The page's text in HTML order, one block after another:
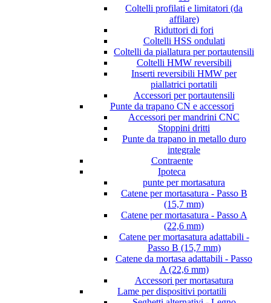
Coltelli profilati e limitatori (da
affilare)
Riduttori di fori
Coltelli HSS ondulati
Coltelli da piallatura per portautensili
Coltelli HMW reversibili
Inserti reversibili HMW per
piallatrici portatili
Accessori per portautensili
Punte da trapano CN e accessori
Accessori per mandrini CNC
Stoppini dritti
Punte da trapano in metallo duro
integrale
Contraente
Ipoteca
punte per mortasatura
Catene per mortasatura - Passo B
(15,7 mm)
Catene per mortasatura - Passo A
(22,6 mm)
Catene per mortasatura adattabili -
Passo B (15,7 mm)
Catene da mortasa adattabili - Passo
A (22,6 mm)
Accessori per mortasatura
Lame per dispositivi portatili